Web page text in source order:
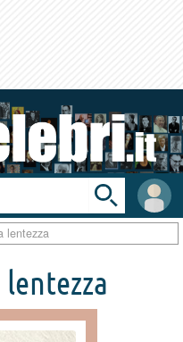
User
area
Toggle
search
bar
lentezza